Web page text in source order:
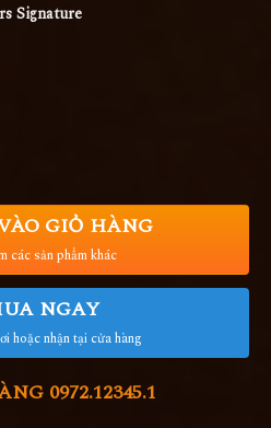
Signature
GIỎ HÀNG
các sản phẩm khác
NGAY
hoặc nhận tại cửa hàng
0972.12345.1